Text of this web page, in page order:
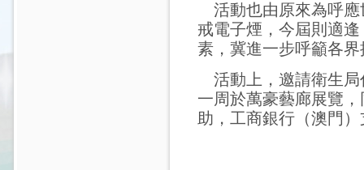
活動也由原來為呼應
戒電子煙，今屆則適
素，冀進一步呼籲各
活動上，邀請衛生局
一周於萬豪藝廊展覽
助，工商銀行（澳門